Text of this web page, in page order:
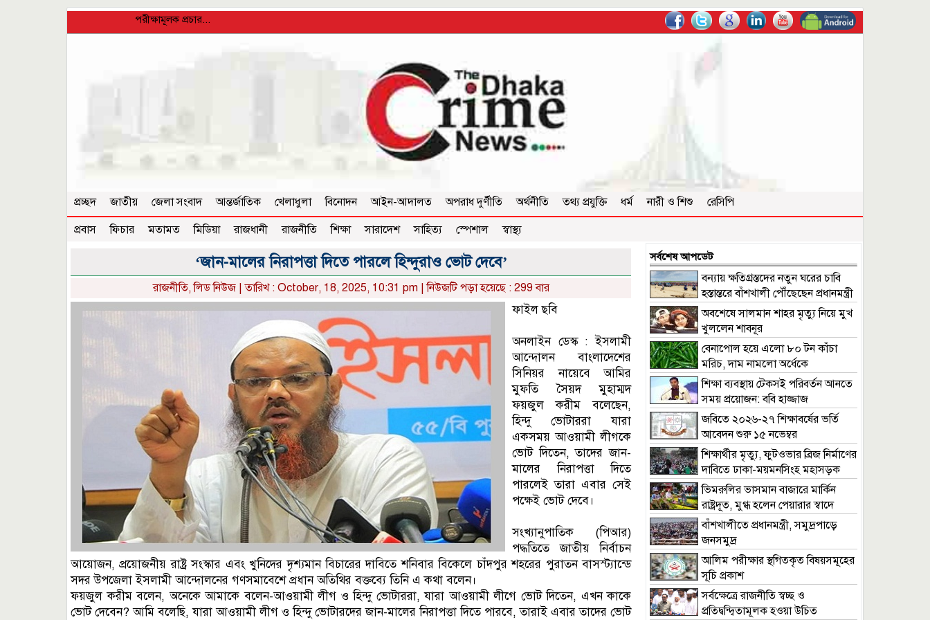
পরীক্ষামূলক প্রচার...
প্রচ্ছদ জাতীয় জেলা সংবাদ আন্তর্জাতিক খেলাধুলা বিনোদন আইন-আদালত অপরাধ দুর্ণীতি অর্থনীতি তথ্য প্রযুক্তি ধর্ম নারী ও শিশু
রেসিপি
প্রবাস
ফিচার মতামত মিডিয়া রাজধানী রাজনীতি শিক্ষা সারাদেশ সাহিত্য স্পেশাল স্বাস্থ্য
‘জান-মালের নিরাপত্তা দিতে পারলে হিন্দুরাও ভোট দেবে’
রাজনীতি,লিড নিউজ| তারিখ : October, 18, 2025, 10:31 pm | নিউজটি পড়া হয়েছে : 299 বার
ফাইল ছবি
অনলাইন ডেস্ক : ইসলামী
আন্দোলন বাংলাদেশের
সিনিয়র নায়েবে আমির
মুফতি সৈয়দ মুহাম্মদ
ফয়জুল করীম বলেছেন,
হিন্দু ভোটাররা যারা
একসময় আওয়ামী লীগকে
ভোট দিতেন, তাদের জান-
মালের নিরাপত্তা দিতে
পারলেই তারা এবার সেই
পক্ষেই ভোট দেবে।
সংখ্যানুপাতিক (পিআর)
পদ্ধতিতে জাতীয় নির্বাচন
আয়োজন, প্রয়োজনীয় রাষ্ট্র সংস্কার এবং খুনিদের দৃশ্যমান বিচারের দাবিতে শনিবার বিকেলে চাঁদপুর শহরের পুরাতন বাসস্ট্যান্ডে
সদর উপজেলা ইসলামী আন্দোলনের গণসমাবেশে প্রধান অতিথির বক্তব্যে তিনি এ কথা বলেন।
ফয়জুল করীম বলেন, অনেকে আমাকে বলেন-আওয়ামী লীগ ও হিন্দু ভোটাররা, যারা আওয়ামী লীগে ভোট দিতেন, এখন কাকে
ভোট দেবেন? আমি বলেছি, যারা আওয়ামী লীগ ও হিন্দু ভোটারদের জান-মালের নিরাপত্তা দিতে পারবে, তারাই এবার তাদের ভোট
সর্বশেষ আপডেট
বন্যায় ক্ষতিগ্রস্তদের নতুন ঘরের চাবি
হস্তান্তরে বাঁশখালী পৌঁছেছেন প্রধানমন্ত্রী
অবশেষে সালমান শাহর মৃত্যু নিয়ে মুখ
খুললেন শাবনূর
বেনাপোল হয়ে এলো ৮০ টন কাঁচা
মরিচ, দাম নামলো অর্ধেকে
শিক্ষা ব্যবস্থায় টেকসই পরিবর্তন আনতে
সময় প্রয়োজন: ববি হাজ্জাজ
জবিতে ২০২৬-২৭ শিক্ষাবর্ষের ভর্তি
আবেদন শুরু ১৫ নভেম্বর
শিক্ষার্থীর মৃত্যু, ফুটওভার ব্রিজ নির্মাণের
দাবিতে ঢাকা-ময়মনসিংহ মহাসড়ক
অবরোধ
ভিমরুলির ভাসমান বাজারে মার্কিন
রাষ্ট্রদূত, মুগ্ধ হলেন পেয়ারার স্বাদে
বাঁশখালীতে প্রধানমন্ত্রী, সমুদ্রপাড়ে
জনসমুদ্র
আলিম পরীক্ষার স্থগিতকৃত বিষয়সমূহের
সূচি প্রকাশ
সর্বক্ষেত্রে রাজনীতি স্বচ্ছ ও
প্রতিদ্বন্দ্বিতামূলক হওয়া উচিত